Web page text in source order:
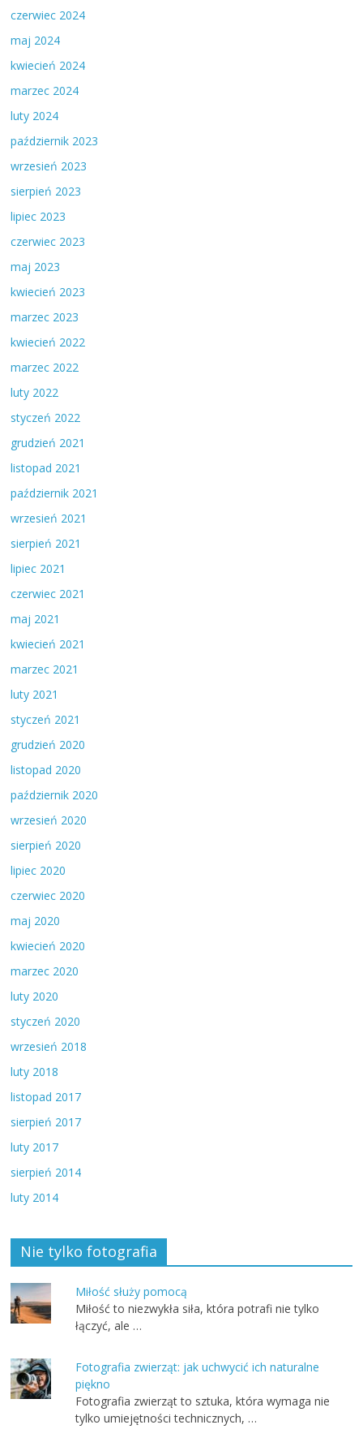
czerwiec 2024
maj 2024
kwiecień 2024
marzec 2024
luty 2024
październik 2023
wrzesień 2023
sierpień 2023
lipiec 2023
czerwiec 2023
maj 2023
kwiecień 2023
marzec 2023
kwiecień 2022
marzec 2022
luty 2022
styczeń 2022
grudzień 2021
listopad 2021
październik 2021
wrzesień 2021
sierpień 2021
lipiec 2021
czerwiec 2021
maj 2021
kwiecień 2021
marzec 2021
luty 2021
styczeń 2021
grudzień 2020
listopad 2020
październik 2020
wrzesień 2020
sierpień 2020
lipiec 2020
czerwiec 2020
maj 2020
kwiecień 2020
marzec 2020
luty 2020
styczeń 2020
wrzesień 2018
luty 2018
listopad 2017
sierpień 2017
luty 2017
sierpień 2014
luty 2014
Nie tylko fotografia
Miłość służy pomocą
Miłość to niezwykła siła, która potrafi nie tylko
łączyć, ale …
Fotografia zwierząt: jak uchwycić ich naturalne
piękno
Fotografia zwierząt to sztuka, która wymaga nie
tylko umiejętności technicznych, …